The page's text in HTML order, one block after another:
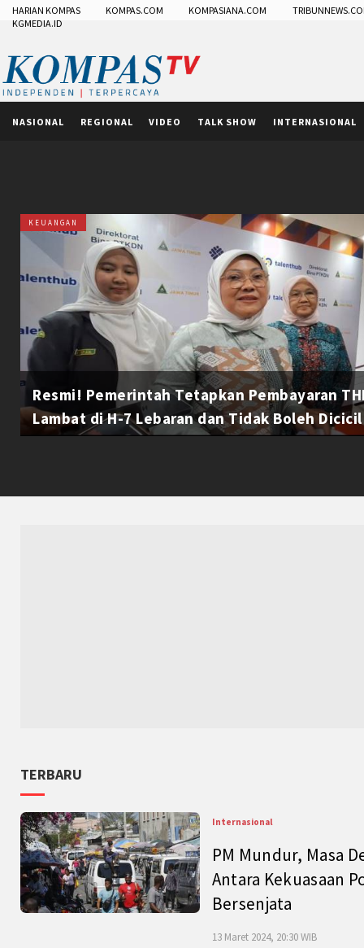
HARIAN KOMPAS KOMPAS.COM KOMPASIANA.COM
KGMEDIA.ID
NASIONAL REGIONAL VIDEO TALK SHOW INTERNASIONAL
KEUANGAN
Resmi! Pemerintah Tetapkan Pembayaran
Lambat di H-7 Lebaran dan Tidak Boleh Dicicil
TERBARU
Internasional
PM Mundur, Masa
Antara Kekuasaan
Bersenjata
13 Maret 2024, 20:30 WIB